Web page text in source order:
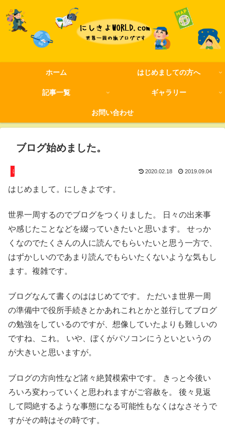
ホーム はじめましての方へ
記事一覧 ギャラリー
お問い合わせ
ブログ始めました。
はじめましての方へ 2020.02.18 2019.09.04
はじめまして。にしきよです。
世界一周するのでブログをつくりました。 日々の出来事
や感じたことなどを綴っていきたいと思います。 せっか
くなのでたくさんの人に読んでもらいたいと思う一方で、
はずかしいのであまり読んでもらいたくないような気もし
ます。複雑です。
ブログなんて書くのははじめてです。 ただいま世界一周
の準備中で役所手続きとかあれこれとかと並行してブログ
の勉強をしているのですが、想像していたよりも難しいの
ですね、これ。 いや、ぼくがパソコンにうといというの
が大きいと思いますが。
ブログの方向性など諸々絶賛模索中です。 きっと今後い
ろいろ変わっていくと思われますがご容赦を。 後々見返
して悶絶するような事態になる可能性もなくはなさそうで
すがその時はその時です。